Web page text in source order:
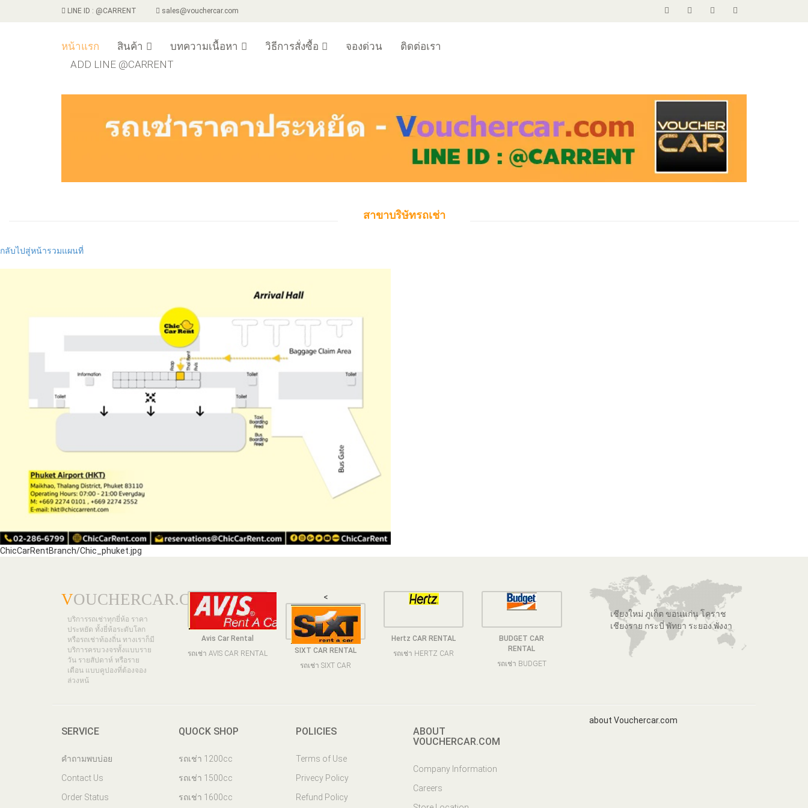
LINE ID : @CARRENT sales@vouchercar.com
หน้าแรก สินค้า บทความเนื้อหา วิธีการสั่งซื้อ จองด่วน
ติดต่อเรา
ADD LINE @CARRENT
สาขาบริษัทรถเช่า
กลับไปสู่หน้ารวมแผนที่
ChicCarRentBranch/Chic_phuket.jpg
VOUCHERCAR.COM
บริการรถเช่าทุกยี่ห้อ ราคา
ประหยัด ทั้งยี่ห้อระดับโลก
หรือรถเช่าท้องถิ่น ทางเราก็มี
บริการครบวงจรทั้งแบบราย
วัน รายสัปดาห์ หรือราย
เดือน แบบคูปองที่ต้องจอง
ล่วงหน้
Avis Car Rental
รถเช่า AVIS CAR RENTAL
<
SIXT CAR RENTAL
รถเช่า SIXT CAR
Hertz CAR RENTAL
รถเช่า HERTZ CAR
BUDGET CAR
RENTAL
รถเช่า BUDGET
เชียงใหม่ ภูเก็ต ขอนแก่น โคราช
เชียงราย กระบี่ พัทยา ระยอง พังงา
SERVICE
คำถามพบบ่อย
Contact Us
Order Status
QUOCK SHOP
รถเช่า 1200cc
รถเช่า 1500cc
รถเช่า 1600cc
POLICIES
Terms of Use
Privecy Policy
Refund Policy
ABOUT
VOUCHERCAR.COM
Company Information
Careers
about Vouchercar.com